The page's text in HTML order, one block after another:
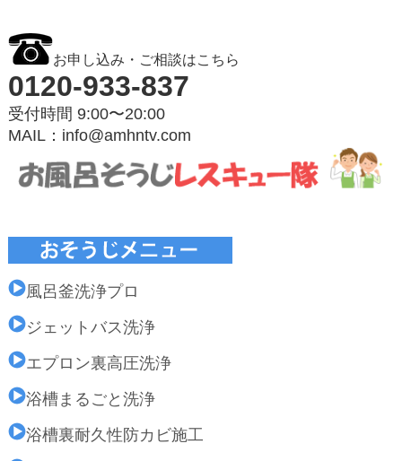
お申し込み・ご相談はこちら
0120-933-837
受付時間 9:00〜20:00
MAIL：info@amhntv.com
風呂釜洗浄プロ
ジェットバス洗浄
エプロン裏高圧洗浄
浴槽まるごと洗浄
浴槽裏耐久性防カビ施工